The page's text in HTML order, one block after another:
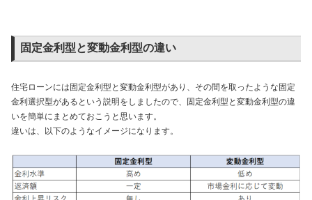
固定金利型と変動金利型の違い
住宅ローンには固定金利型と変動金利型があり、その間を取ったような固定
金利選択型があるという説明をしましたので、固定金利型と変動金利型の違
いを簡単にまとめておこうと思います。
違いは、以下のようなイメージになります。